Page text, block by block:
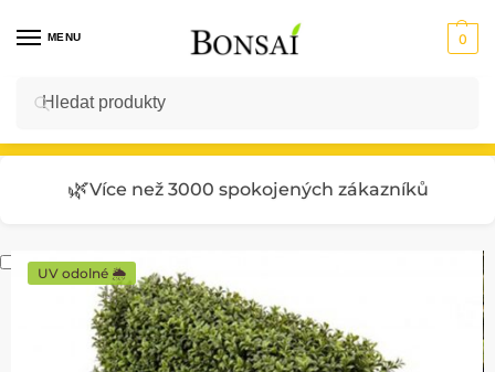
MENU 0
Vstup do E-SHOPU
🌿Více než 3000 spokojených zákazníků
UV odolné 🌦️